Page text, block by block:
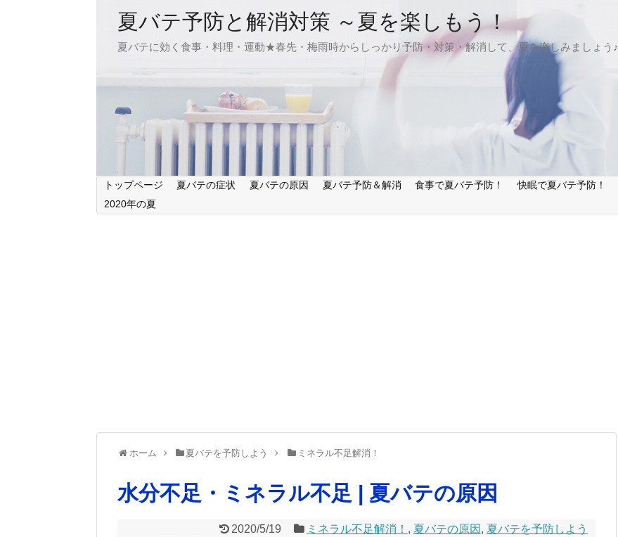
夏バテ予防と解消対策 ～夏を楽しもう！
夏バテに効く食事・料理・運動★春先・梅雨時からしっかり予防・対策・解消して、夏を楽しみましょう♪
トップページ 夏バテの症状 夏バテの原因 夏バテ予防＆解消 食事で夏バテ予防！ 快眠で夏バテ予防！
2020年の夏
ホーム 夏バテを予防しよう ミネラル不足解消！
水分不足・ミネラル不足 | 夏バテの原因
2020/5/19 ミネラル不足解消！ , 夏バテの原因 , 夏バテを予防しよう